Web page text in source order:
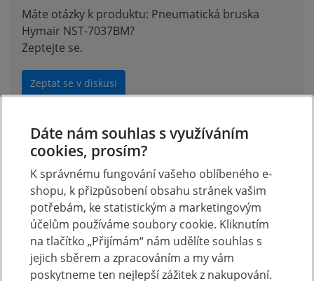
Máte otázky k produktu: Pneumatická bruska
Hymair NST-7037BM?
Zeptejte se.
Zeptat se v diskusi
Michal Vlček
dobrý den. chtěl bych si u vás objednat brusku
Hymair NST-7037 BM , ale potřeboval bych k tomu i
kotouče s brusným papírem různa zrnitost a jestli
vedete i kotouče s filcem na leštění. Poté by proběhla
objednávka. Bez kotoučů nevím kde bych to sehnal.
Díky S pozdravem Michal Vlček
Dáte nám souhlas s využíváním
cookies, prosím?
K správnému fungování vašeho oblíbeného e-
shopu, k přizpůsobení obsahu stránek vašim
potřebám, ke statistickým a marketingovým
účelům používáme soubory cookie. Kliknutím
na tlačítko „Přijímám“ nám udělíte souhlas s
jejich sběrem a zpracováním a my vám
poskytneme ten nejlepší zážitek z nakupování.